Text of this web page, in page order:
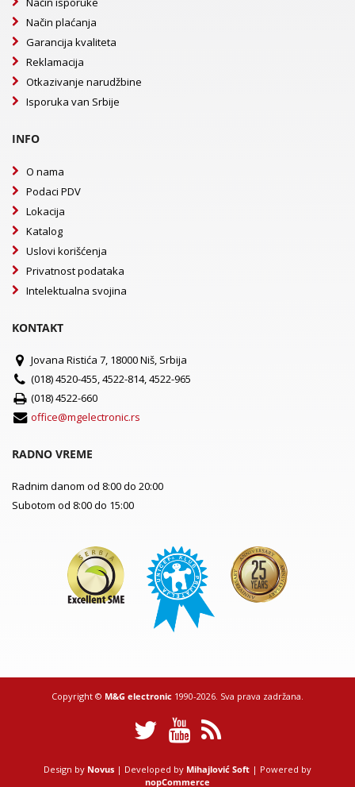
Način plaćanja
Garancija kvaliteta
Reklamacija
Otkazivanje narudžbine
Isporuka van Srbije
INFO
O nama
Podaci PDV
Lokacija
Katalog
Uslovi korišćenja
Privatnost podataka
Intelektualna svojina
KONTAKT
Jovana Ristića 7, 18000 Niš, Srbija
(018) 4520-455, 4522-814, 4522-965
(018) 4522-660
office@mgelectronic.rs
RADNO VREME
Radnim danom od 8:00 do 20:00
Subotom od 8:00 do 15:00
Copyright © M&G electronic 1990-2026. Sva prava zadržana.
Design by Novus | Developed by Mihajlović Soft | Powered by
nopCommerce